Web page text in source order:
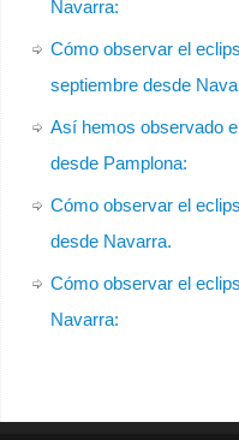
Navarra:
Cómo observar el
septiembre desde
Así hemos observado
desde Pamplona:
Cómo observar el
desde Navarra.
Cómo observar el
Navarra: